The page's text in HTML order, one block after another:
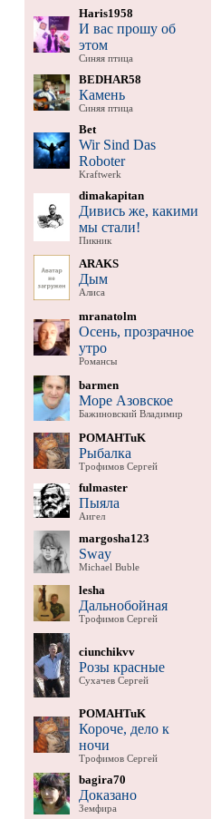
Haris1958
И вас прошу об
этом
Синяя птица
BEDHAR58
Камень
Синяя птица
Bet
Wir Sind Das
Roboter
Kraftwerk
dimakapitan
Дивись же, какими
мы стали!
Пикник
ARAKS
Дым
Алиса
mranatolm
Осень, прозрачное
утро
Романсы
barmen
Море Азовское
Бажиновский Владимир
POMAHTuK
Рыбалка
Трофимов Сергей
fulmaster
Пыяла
Аигел
margosha123
Sway
Michael Buble
lesha
Дальнобойная
Трофимов Сергей
ciunchikvv
Розы красные
Сухачев Сергей
POMAHTuK
Короче, дело к
ночи
Трофимов Сергей
bagira70
Доказано
Земфира